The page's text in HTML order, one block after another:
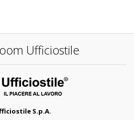
Ufficiostile
S.p.A.